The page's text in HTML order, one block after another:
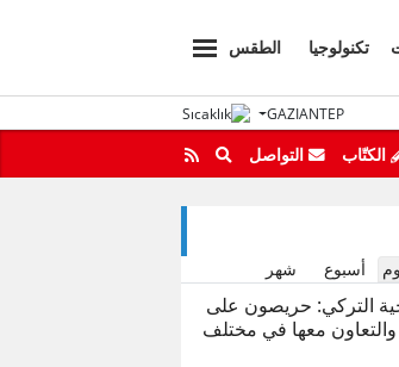
تكنولوجيا الطقس
GAZIANTEP
الكتّاب التواصل
أسبوع شهر
التركي: حريصون على
معها في مختلف